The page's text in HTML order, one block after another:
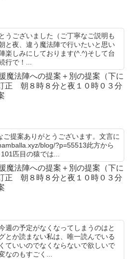
うございました（ご丁寧なご説明も
と夜、違う魔法陣で行いたいと思い
楽しみにしております(^.^)そして台
行で！...
魔法陣への提案＋別の提案（下に
正 朝８時８分と夜１０時０３分
提案ありがとうございます。文言に
blog/?p=55513此方から
匹目の猿では...
魔法陣への提案＋別の提案（下に
正 朝８時８分と夜１０時０３分
週の予定がなくなってしまうのはと
とか読まない私は、唯一読んでいる
ていいのでなくならないで欲しいで
なのもすごく...